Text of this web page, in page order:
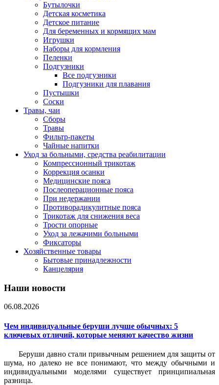
Бутылочки
Детская косметика
Детское питание
Для беременных и кормящих мам
Игрушки
Наборы для кормления
Пеленки
Подгузники
Все подгузники
Подгузники для плавания
Пустышки
Соски
Травы, чаи
Сборы
Травы
Фильтр-пакеты
Чайные напитки
Уход за больными, средства реабилитации
Компрессионный трикотаж
Коррекция осанки
Медицинские пояса
Послеоперационные пояса
При недержании
Противорадикулитные пояса
Трикотаж для снижения веса
Трости опорные
Уход за лежачими больными
Фиксаторы
Хозяйственные товары
Бытовые принадлежности
Канцелярия
Наши новости
06.08.2026
Чем индивидуальные беруши лучше обычных: 5
ключевых отличий, которые меняют качество жизни
Беруши давно стали привычным решением для защиты от
шума, но далеко не все понимают, что между обычными и
индивидуальными моделями существует принципиальная
разница.